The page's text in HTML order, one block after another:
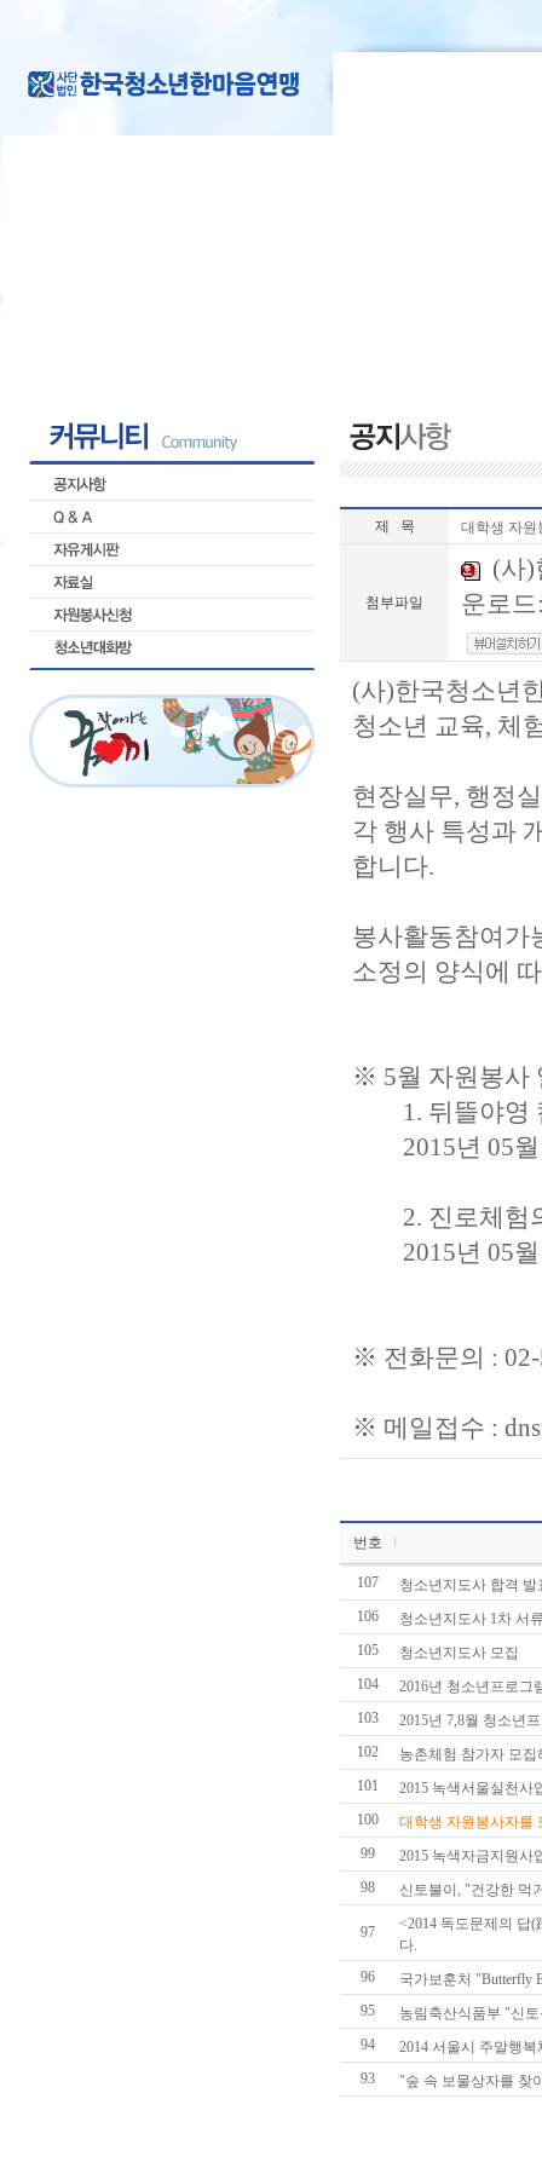
제 목 대학생 자원
첨부파일
(사)
운로
(사)한국청소년
청소년 교육, 체
현장실무, 행정
각 행사 특성과
합니다.
봉사활동참여가
소정의 양식에
※ 5월 자원봉사
1. 뒤뜰야영
2015년 05월
2. 진로체험
2015년 05월
※ 전화문의 :
※ 메일접수 :
번호
107
청소년지도사 합격 발
106
청소년지도사 1차 서
105
청소년지도사 모집
104
2016년 청소년프로그
103
2015년 7,8월 청소년
102
농촌체험 참가자 모집
101
2015 녹색서울실천사
100
대학생 자원봉사자를
99
2015 녹색자금지원사
98
신토불이, "건강한 먹
97
<2014 독도문제의 답
다.
96
국가보훈처 "Butterfly
95
농림축산식품부 "신
94
2014 서울시 주말행
93
"숲 속 보물상자를 찾